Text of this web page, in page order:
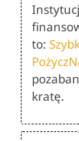
to:
kratę.